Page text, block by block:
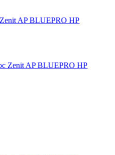
AP BLUEPRO HP